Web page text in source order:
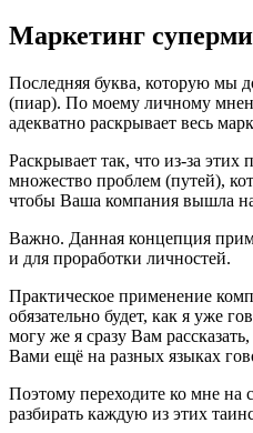
Маркетинг
Последняя буква, которую мы
(пиар). По моему личному
адекватно раскрывает весь
Раскрывает так, что из-за этих
множество проблем (путей),
чтобы Ваша компания вышла
Важно. Данная концепция
и для проработки личностей.
Практическое применение
обязательно будет, как я уже
могу же я сразу Вам
Вами ещё на разных языках
Поэтому переходите ко мне на
разбирать каждую из этих